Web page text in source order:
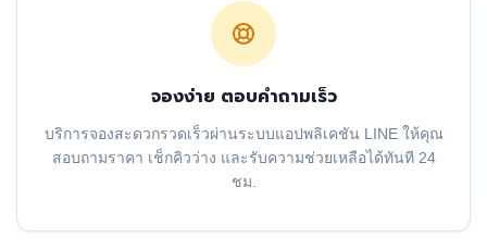
จองง่าย ตอบคำถามเร็ว
บริการจองสะดวกรวดเร็วผ่านระบบแอปพลิเคชัน LINE ให้คุณ
สอบถามราคา เช็กคิวว่าง และรับความช่วยเหลือได้ทันที 24
ชม.